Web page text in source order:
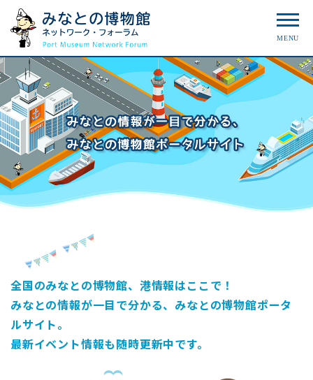
全国のみなとの博物館、港情報はここで！
みなとの情報が一目で分かる、みなとの博物館ポータ
ルサイト。
最新イベント情報も随時更新中です。
MENU